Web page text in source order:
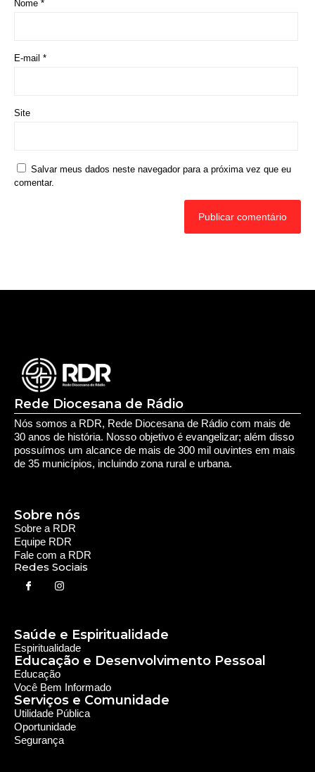
Nome *
E-mail *
Site
Salvar meus dados neste navegador para a próxima vez que eu
comentar.
Rede Diocesana de Rádio
Nós somos a RDR, Rede Diocesana de Rádio com mais de
30 anos de história. Nosso objetivo é evangelizar; além disso
possuímos um alcance de mais de 300 mil ouvintes em mais
de 35 municípios, incluindo zona rural e urbana.
Sobre a RDR
Equipe RDR
Fale com a RDR
Redes Sociais
Sobre nós
Saúde e Espiritualidade
Espiritualidade
Educação e Desenvolvimento Pessoal
Educação
Você Bem Informado
Serviços e Comunidade
Utilidade Pública
Oportunidade
Segurança